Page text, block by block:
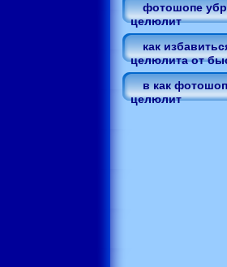
фотошопе
целюлит
как
целюлита от
в как
целюлит